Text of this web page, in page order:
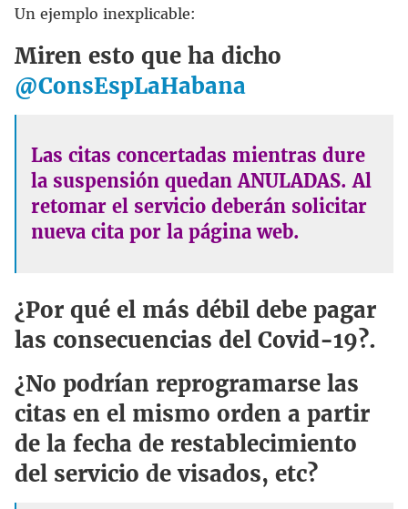
Un ejemplo inexplicable:
Miren esto que ha dicho
@ConsEspLaHabana
Las citas concertadas mientras dure
la suspensión quedan ANULADAS. Al
retomar el servicio deberán solicitar
nueva cita por la página web.
¿Por qué el más débil debe pagar
las consecuencias del Covid-19?.
¿No podrían reprogramarse las
citas en el mismo orden a partir
de la fecha de restablecimiento
del servicio de visados, etc?